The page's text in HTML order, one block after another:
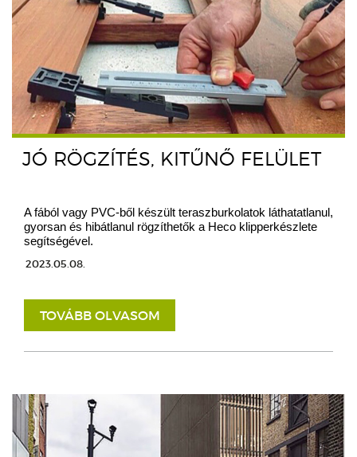
JÓ RÖGZÍTÉS, KITŰNŐ FELÜLET
A fából vagy PVC-ből készült teraszburkolatok láthatatlanul,
gyorsan és hibátlanul rögzíthetők a Heco klipperkészlete
segítségével.
2023.05.08.
TOVÁBB OLVASOM